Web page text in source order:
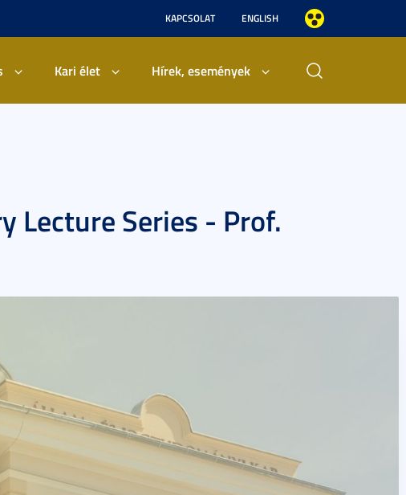
KAPCSOLAT ENGLISH
Kari élet Hírek, események
Lecture Series - Prof.